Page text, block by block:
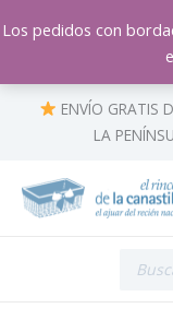
Los pedidos con
al
ENVÍO GRATIS
LA